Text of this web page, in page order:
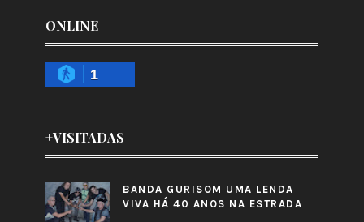
ONLINE
1
+VISITADAS
BANDA GURISOM UMA LENDA
VIVA HÁ 40 ANOS NA ESTRADA